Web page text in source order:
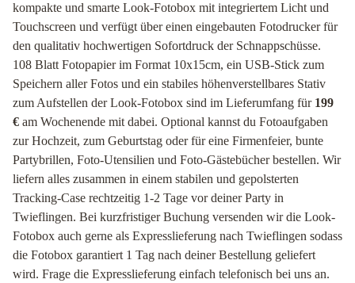
kompakte und smarte Look-Fotobox mit integriertem Licht und
Touchscreen und verfügt über einen eingebauten Fotodrucker für
den qualitativ hochwertigen Sofortdruck der Schnappschüsse.
108 Blatt Fotopapier im Format 10x15cm, ein USB-Stick zum
Speichern aller Fotos und ein stabiles höhenverstellbares Stativ
zum Aufstellen der Look-Fotobox sind im Lieferumfang für 199
€ am Wochenende mit dabei. Optional kannst du Fotoaufgaben
zur Hochzeit, zum Geburtstag oder für eine Firmenfeier, bunte
Partybrillen, Foto-Utensilien und Foto-Gästebücher bestellen. Wir
liefern alles zusammen in einem stabilen und gepolsterten
Tracking-Case rechtzeitig 1-2 Tage vor deiner Party in
Twieflingen. Bei kurzfristiger Buchung versenden wir die Look-
Fotobox auch gerne als Expresslieferung nach Twieflingen sodass
die Fotobox garantiert 1 Tag nach deiner Bestellung geliefert
wird. Frage die Expresslieferung einfach telefonisch bei uns an.